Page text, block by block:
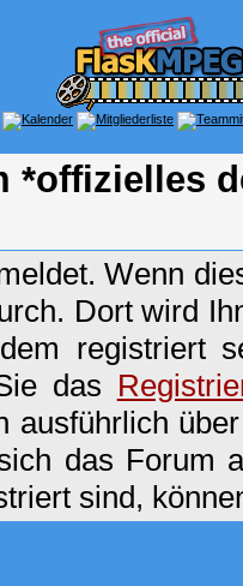
*offizielles
Wenn
Dort wird
registriert
das
ausführlich
das Forum
sind,